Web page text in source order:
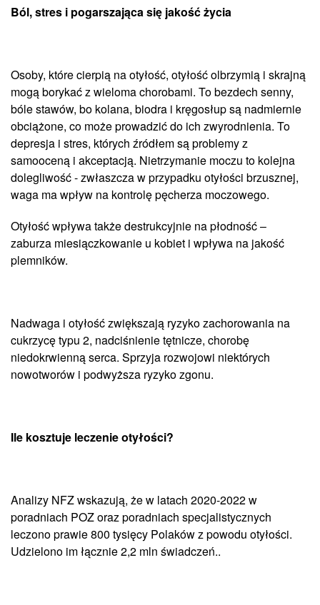
Ból, stres i pogarszająca się jakość życia
Osoby, które cierpią na otyłość, otyłość olbrzymią i skrajną
mogą borykać z wieloma chorobami. To bezdech senny,
bóle stawów, bo kolana, biodra i kręgosłup są nadmiernie
obciążone, co może prowadzić do ich zwyrodnienia. To
depresja i stres, których źródłem są problemy z
samooceną i akceptacją. Nietrzymanie moczu to kolejna
dolegliwość - zwłaszcza w przypadku otyłości brzusznej,
waga ma wpływ na kontrolę pęcherza moczowego.
Otyłość wpływa także destrukcyjnie na płodność –
zaburza miesiączkowanie u kobiet i wpływa na jakość
plemników.
Nadwaga i otyłość zwiększają ryzyko zachorowania na
cukrzycę typu 2, nadciśnienie tętnicze, chorobę
niedokrwienną serca. Sprzyja rozwojowi niektórych
nowotworów i podwyższa ryzyko zgonu.
Ile kosztuje leczenie otyłości?
Analizy NFZ wskazują, że w latach 2020-2022 w
poradniach POZ oraz poradniach specjalistycznych
leczono prawie 800 tysięcy Polaków z powodu otyłości.
Udzielono im łącznie 2,2 mln świadczeń..